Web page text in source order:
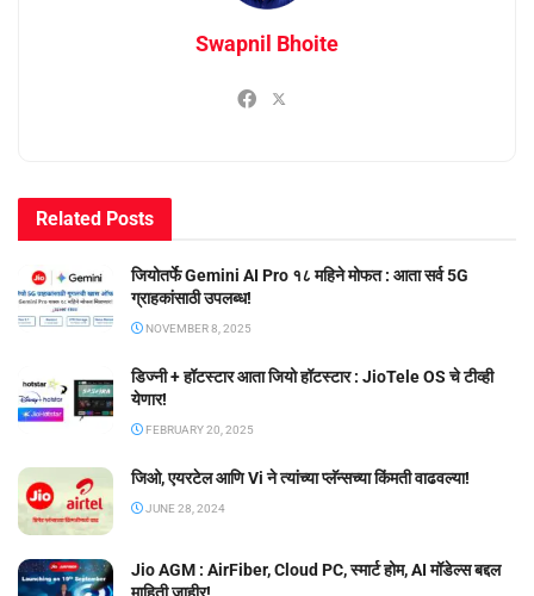
Swapnil Bhoite
Related Posts
जियोतर्फे Gemini AI Pro १८ महिने मोफत : आता सर्व 5G
ग्राहकांसाठी उपलब्ध!
NOVEMBER 8, 2025
डिज्नी + हॉटस्टार आता जियो हॉटस्टार : JioTele OS चे टीव्ही
येणार!
FEBRUARY 20, 2025
जिओ, एयरटेल आणि Vi ने त्यांच्या प्लॅन्सच्या किंमती वाढवल्या!
JUNE 28, 2024
Jio AGM : AirFiber, Cloud PC, स्मार्ट होम, AI मॉडेल्स बद्दल